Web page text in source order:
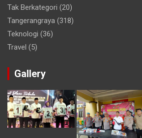
Tak Berkategori (20)
Tangerangraya (318)
Teknologi (36)
Travel (5)
Gallery